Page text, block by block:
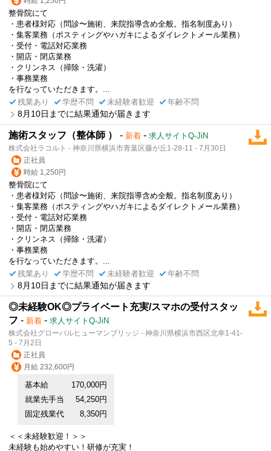
整骨院にて
・患者様対応（問診〜施術、来院指導含め全般。指名制度あり）
・集客業務（ポスティングやハガキによるダイレクトメール業務）
・受付・電話対応業務
・開店・閉店業務
・クリンネス（掃除・洗濯）
・事務業務
を行なっていただきます。...
残業あり
学歴不問 未経験者歓迎 年齢不問
8月10日までに結果通知が届きます
施術スタッフ（整体師 ） - 新着 - 求人サイトQ-JiN
株式会社ラコルト - 神奈川県横浜市青葉区藤が丘1-28-11 - 7月30日
正社員
時給 1,250円
整骨院にて
・患者様対応（問診〜施術、来院指導含め全般。指名制度あり）
・集客業務（ポスティングやハガキによるダイレクトメール業務）
・受付・電話対応業務
・開店・閉店業務
・クリンネス（掃除・洗濯）
・事務業務
を行なっていただきます。...
残業あり
学歴不問 未経験者歓迎 年齢不問
8月10日までに結果通知が届きます
◎未経験OK◎プライベート充実/スマホの受付スタッ
フ - 新着 - 求人サイトQ-JiN
株式会社グローバルヒューマンブリッジ - 神奈川県横浜市西区北幸1-41-
5 - 7月2日
正社員
月給 232,600円
基本給
170,000円
就業先手当
54,250円
固定残業代
8,350円
＜＜未経験歓迎！＞＞
未経験も始めやすい！研修が充実！